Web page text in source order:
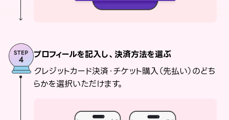
プロフィールを記入し、決済方法を選ぶ
クレジットカード決済・チケット購入（先払い）のどち
らかを選択いただけます。